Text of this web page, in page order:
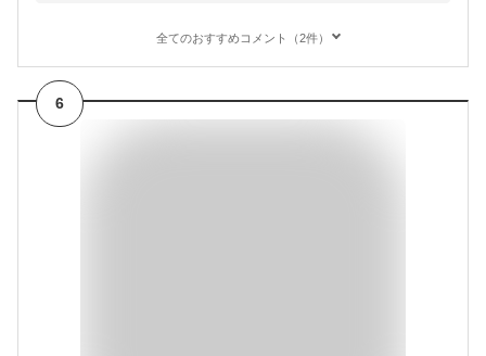
全てのおすすめコメント（2件）
6